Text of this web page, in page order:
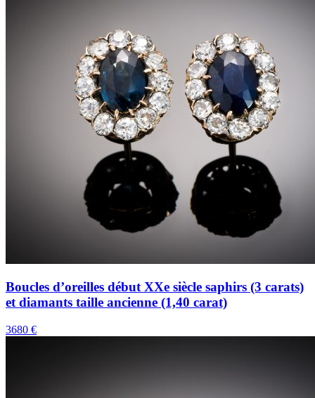
Boucles d’oreilles début XXe siècle saphirs (3 carats)
et diamants taille ancienne (1,40 carat)
3680 €